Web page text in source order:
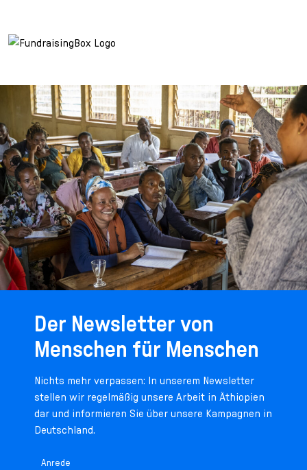
Der Newsletter von
Menschen für Menschen
Nichts mehr verpassen: In unserem Newsletter
stellen wir regelmäßig unsere Arbeit in Äthiopien
dar und informieren Sie über unsere Kampagnen in
Deutschland.
Anrede